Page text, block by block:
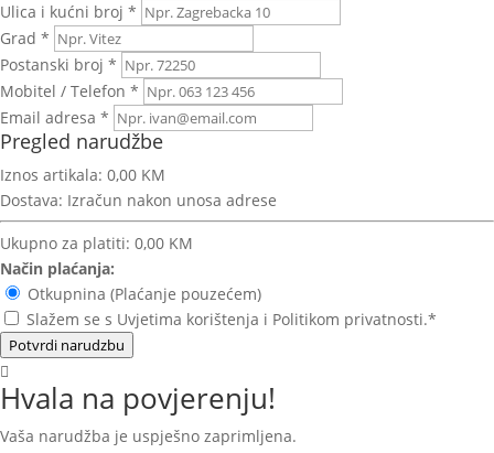
Ulica i kućni broj *
Grad *
Postanski broj *
Mobitel / Telefon *
Email adresa *
Pregled narudžbe
Iznos artikala: 0,00 KM
Dostava: Izračun nakon unosa adrese
Ukupno za platiti: 0,00 KM
Način plaćanja:
Otkupnina (Plaćanje pouzećem)
Slažem se s Uvjetima korištenja i Politikom privatnosti.*
Potvrdi narudzbu
Hvala na povjerenju!
Vaša narudžba je uspješno zaprimljena.